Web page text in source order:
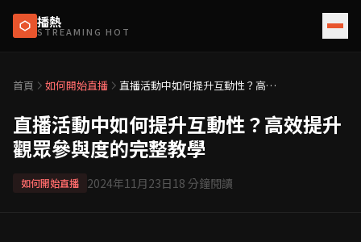
播熱
STREAMING HOT
首頁 如何開始直播
直播活動中如何提升互動性？高效
直播活動中如何提升互動性？高效提升
觀眾參與度的完整教學
如何開始直播 2024年11月23日18 分鐘閱讀